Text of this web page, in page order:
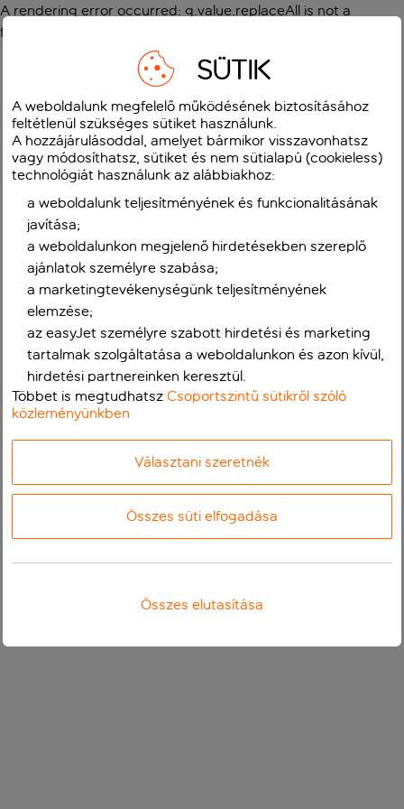
A rendering error occurred: g.value.replaceAll is not a
function
SÜTIK
A weboldalunk megfelelő működésének biztosításához
feltétlenül szükséges sütiket használunk.
A hozzájárulásoddal, amelyet bármikor visszavonhatsz
vagy módosíthatsz, sütiket és nem sütialapú (cookieless)
technológiát használunk az alábbiakhoz:
a weboldalunk teljesítményének és funkcionalitásának
javítása;
a weboldalunkon megjelenő hirdetésekben szereplő
ajánlatok személyre szabása;
a marketingtevékenységünk teljesítményének
elemzése;
az easyJet személyre szabott hirdetési és marketing
tartalmak szolgáltatása a weboldalunkon és azon kívül,
hirdetési partnereinken keresztül.
Többet is megtudhatszCsoportszintű sütikről szóló
közleményünkben
Választani szeretnék
Összes süti elfogadása
Összes elutasítása